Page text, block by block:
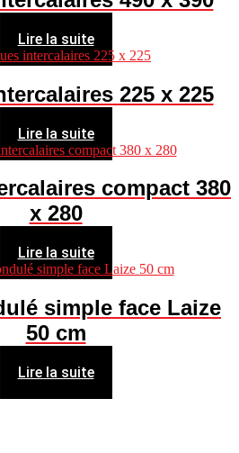
Lire la suite
225 x 225
Lire la suite
compact 380
x 280
Lire la suite
simple face Laize
50 cm
Lire la suite